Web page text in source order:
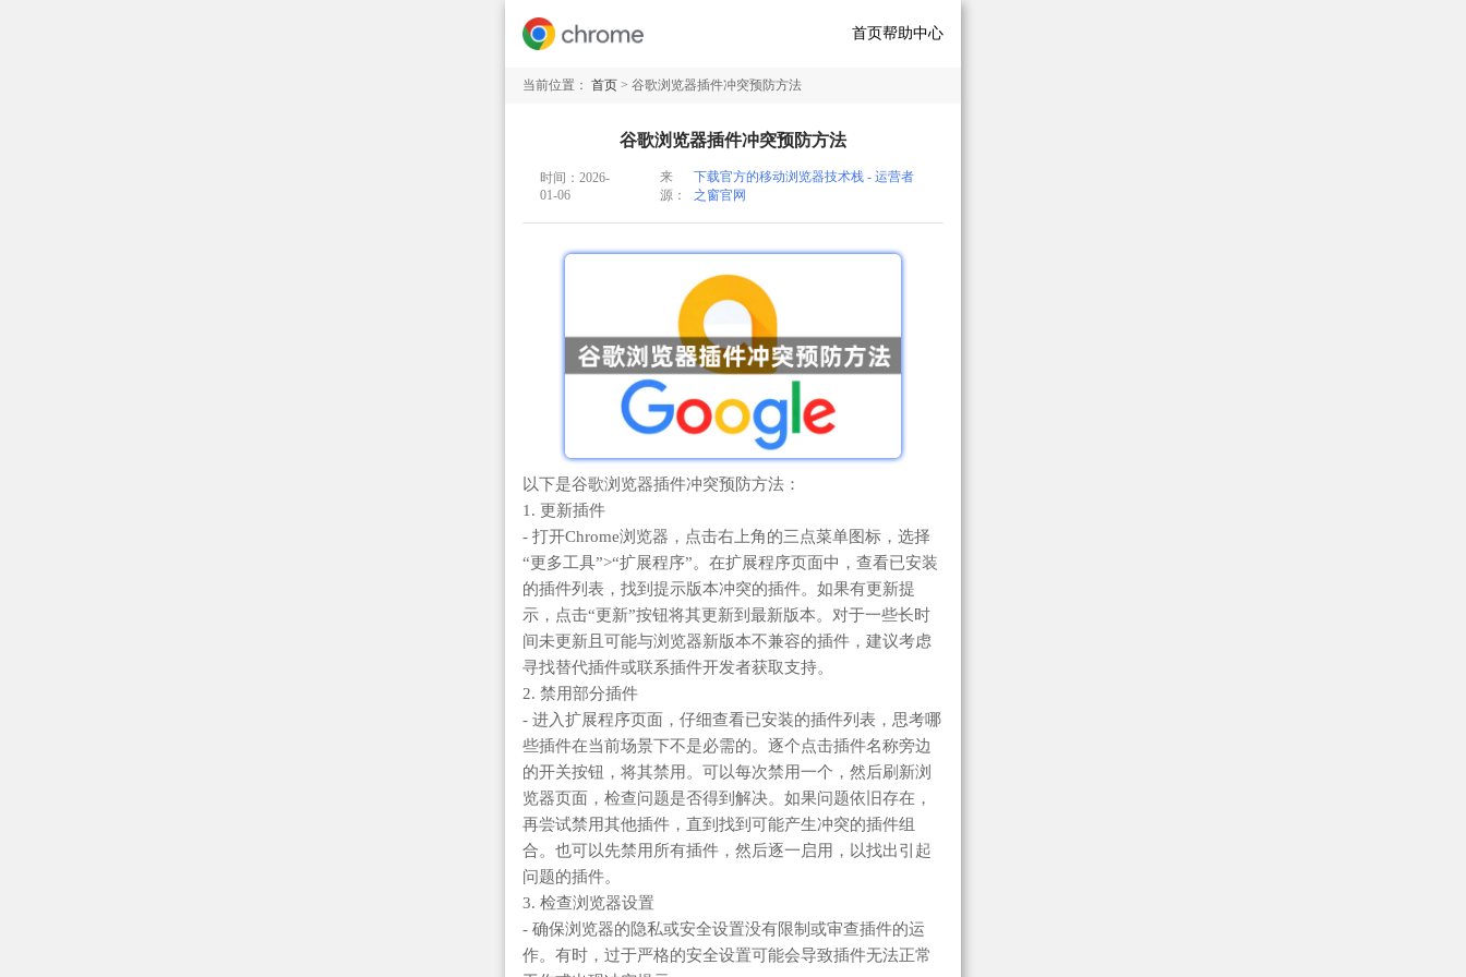
首页帮助中心
当前位置： 首页 > 谷歌浏览器插件冲突预防方法
谷歌浏览器插件冲突预防方法
时间：2026-
01-06
来
源：
下载官方的移动浏览器技术栈 - 运营者
之窗官网
以下是谷歌浏览器插件冲突预防方法：
1. 更新插件
- 打开Chrome浏览器，点击右上角的三点菜单图标，选择
“更多工具”>“扩展程序”。在扩展程序页面中，查看已安装
的插件列表，找到提示版本冲突的插件。如果有更新提
示，点击“更新”按钮将其更新到最新版本。对于一些长时
间未更新且可能与浏览器新版本不兼容的插件，建议考虑
寻找替代插件或联系插件开发者获取支持。
2. 禁用部分插件
- 进入扩展程序页面，仔细查看已安装的插件列表，思考哪
些插件在当前场景下不是必需的。逐个点击插件名称旁边
的开关按钮，将其禁用。可以每次禁用一个，然后刷新浏
览器页面，检查问题是否得到解决。如果问题依旧存在，
再尝试禁用其他插件，直到找到可能产生冲突的插件组
合。也可以先禁用所有插件，然后逐一启用，以找出引起
问题的插件。
3. 检查浏览器设置
- 确保浏览器的隐私或安全设置没有限制或审查插件的运
作。有时，过于严格的安全设置可能会导致插件无法正常